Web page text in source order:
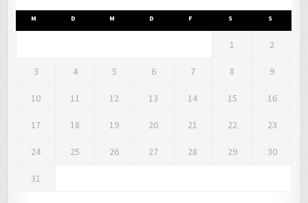
M D M D F S S
1 2
3 4 5 6 7 8 9
10 11 12 13 14 15 16
17 18 19 20 21 22 23
24 25 26 27 28 29 30
31